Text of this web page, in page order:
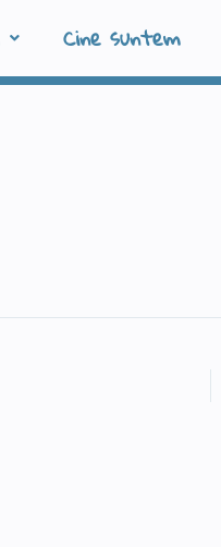
Cine suntem